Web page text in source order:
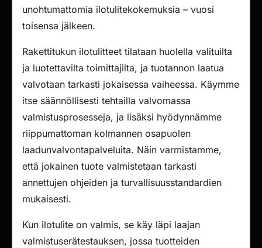
unohtumattomia ilotulitekokemuksia – vuosi
toisensa jälkeen.
Rakettitukun ilotulitteet tilataan huolella valituilta
ja luotettavilta toimittajilta, ja tuotannon laatua
valvotaan tarkasti jokaisessa vaiheessa. Käymme
itse säännöllisesti tehtailla valvomassa
valmistusprosesseja, ja lisäksi hyödynnämme
riippumattoman kolmannen osapuolen
laadunvalvontapalveluita. Näin varmistamme,
että jokainen tuote valmistetaan tarkasti
annettujen ohjeiden ja turvallisuusstandardien
mukaisesti.
Kun ilotulite on valmis, se käy läpi laajan
valmistuserätestauksen, jossa tuotteiden